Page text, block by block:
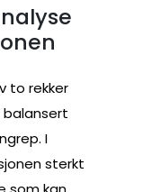
to rekker
balansert
I
sterkt